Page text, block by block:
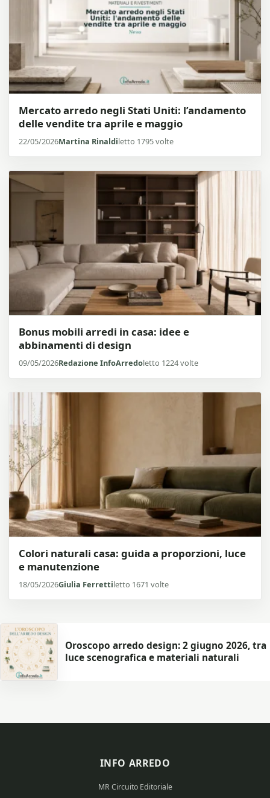
Mercato arredo negli Stati Uniti: l’andamento
delle vendite tra aprile e maggio
22/05/2026Martina Rinaldiletto 1795 volte
Bonus mobili arredi in casa: idee e
abbinamenti di design
09/05/2026Redazione InfoArredoletto 1224 volte
Colori naturali casa: guida a proporzioni, luce
e manutenzione
18/05/2026Giulia Ferrettiletto 1671 volte
Oroscopo arredo design: 2 giugno 2026, tra
luce scenografica e materiali naturali
INFO ARREDO
MR Circuito Editoriale